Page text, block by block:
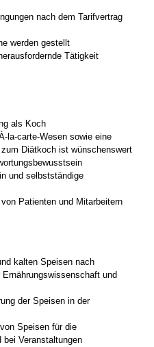
nach dem Tarifvertrag
werden gestellt
Tätigkeit
als Koch
la-carte-Wesen sowie eine
Diätkoch ist wünschenswert
und selbstständige
Patienten und Mitarbeitern
kalten Speisen nach
und
der Speisen in der
Speisen für die
bei Veranstaltungen